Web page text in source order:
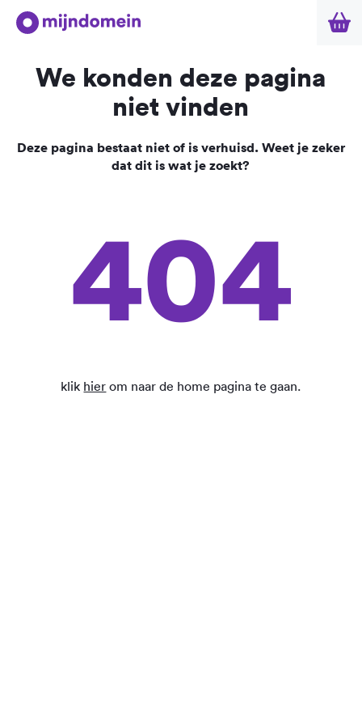
We konden deze pagina
niet vinden
Deze pagina bestaat niet of is verhuisd. Weet je zeker
dat dit is wat je zoekt?
404
klik hier om naar de home pagina te gaan.